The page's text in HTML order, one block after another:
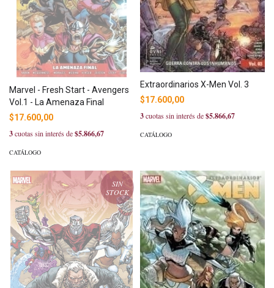
Marvel - Fresh Start - Avengers
Vol.1 - La Amenaza Final
$17.600,00
3cuotas sin interés de$5.866,67
CATÁLOGO
Extraordinarios X-Men Vol. 3
$17.600,00
3cuotas sin interés de$5.866,67
CATÁLOGO
SIN
STOCK